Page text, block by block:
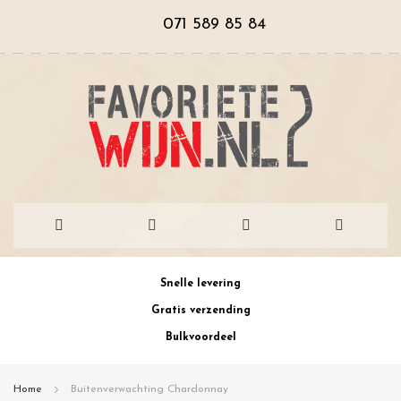
071 589 85 84
Snelle levering
Gratis verzending
Bulkvoordeel
Home Buitenverwachting Chardonnay